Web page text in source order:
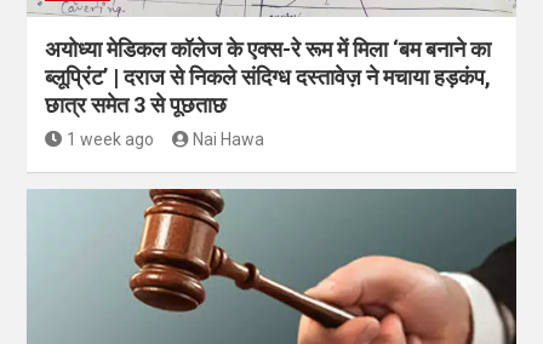
अयोध्या मेडिकल कॉलेज के एक्स-रे रूम में मिला ‘बम बनाने का
ब्लूप्रिंट’ | दराज से निकले संदिग्ध दस्तावेज़ ने मचाया हड़कंप,
छात्र समेत 3 से पूछताछ
1 week ago Nai Hawa